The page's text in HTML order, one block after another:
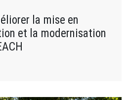
la mise en
et la modernisation